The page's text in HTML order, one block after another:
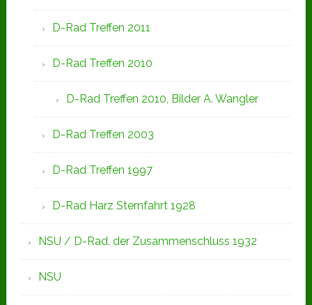
D-Rad Treffen 2011
D-Rad Treffen 2010
D-Rad Treffen 2010, Bilder A. Wangler
D-Rad Treffen 2003
D-Rad Treffen 1997
D-Rad Harz Sternfahrt 1928
NSU / D-Rad, der Zusammenschluss 1932
NSU